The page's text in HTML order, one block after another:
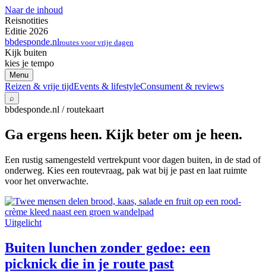
Naar de inhoud
Reisnotities
Editie 2026
bbdesponde.nlroutes voor vrije dagen
Kijk buiten
kies je tempo
Menu
Reizen & vrije tijdEvents & lifestyleConsument & reviews
⌕
bbdesponde.nl / routekaart
Ga ergens heen. Kijk beter om je heen.
Een rustig samengesteld vertrekpunt voor dagen buiten, in de stad of
onderweg. Kies een routevraag, pak wat bij je past en laat ruimte
voor het onverwachte.
Uitgelicht
Buiten lunchen zonder gedoe: een
picknick die in je route past